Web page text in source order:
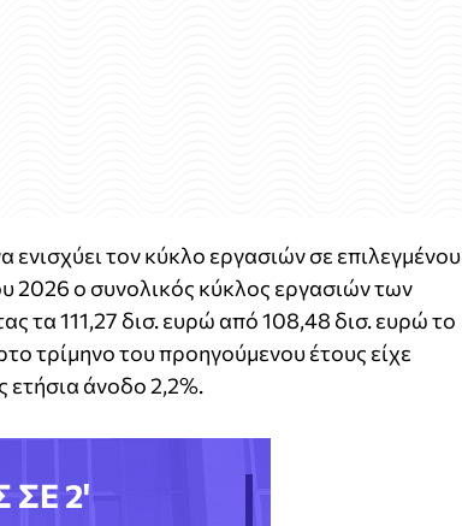
ενισχύει τον κύκλο εργασιών σε
2026 ο συνολικός κύκλος εργασιών των
τα 111,27 δισ. ευρώ από 108,48 δισ. ευρώ το
τρίμηνο του προηγούμενου έτους είχε
ετήσια άνοδο 2,2%.
ΣΕ 2'